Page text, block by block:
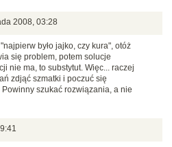
2008, 03:28
było jajko, czy kura", otóż
się problem, potem solucje
nie ma, to substytut. Więc... raczej
zdjąć szmatki i poczuć się
szukać rozwiązania, a nie